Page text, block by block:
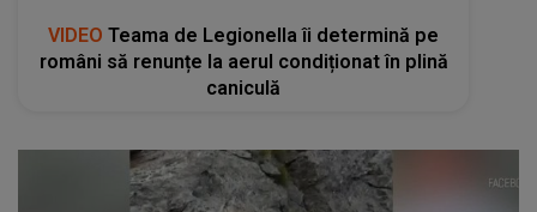
VIDEO Teama de Legionella îi determină pe
români să renunțe la aerul condiționat în plină
caniculă